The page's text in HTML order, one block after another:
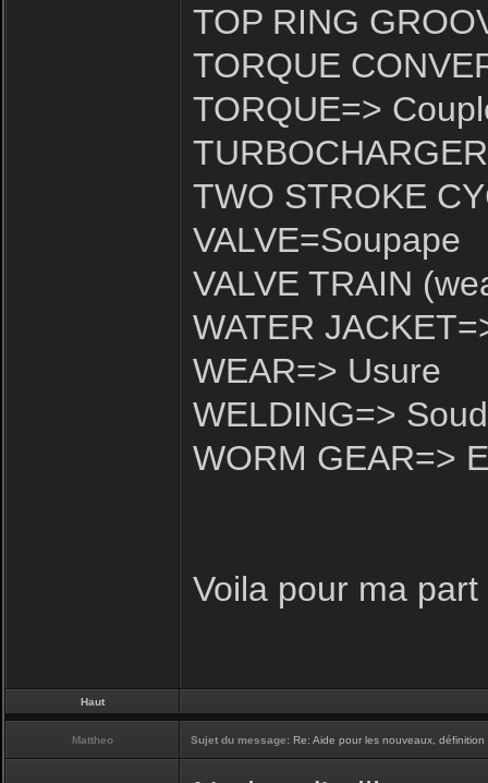
TOP RING
TORQUE
TORQUE=>
TWO STROKE
VALVE=Soupape
VALVE TRAIN
WATER
WEAR=> Usure
WELDING=>
WORM GEAR=>
Voila pour ma part
Haut
Mattheo Sujet du message: Re: Aide pour les nouveaux,